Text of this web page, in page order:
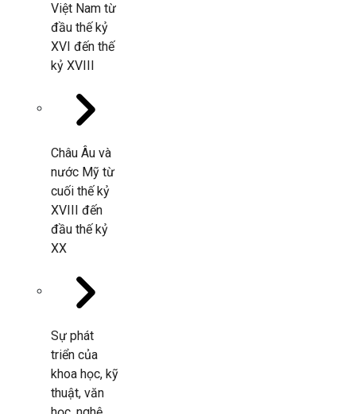
Việt Nam từ
đầu thế kỷ
XVI đến thế
kỷ XVIII
Châu Âu và
nước Mỹ từ
cuối thế kỷ
XVIII đến
đầu thế kỷ
XX
Sự phát
triển của
khoa học, kỹ
thuật, văn